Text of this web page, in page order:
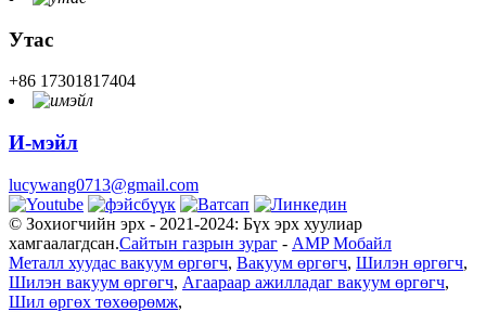
Утас
+86 17301817404
И-мэйл
lucywang0713@gmail.com
© Зохиогчийн эрх - 2021-2024: Бүх эрх хуулиар
хамгаалагдсан.Сайтын газрын зураг - AMP Мобайл
Металл хуудас вакуум өргөгч, Вакуум өргөгч, Шилэн өргөгч,
Шилэн вакуум өргөгч, Агаараар ажилладаг вакуум өргөгч,
Шил өргөх төхөөрөмж,